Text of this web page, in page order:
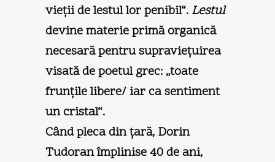
vieţii de lestul lor penibil“. Lestul
devine materie primă organică
necesară pentru supravieţuirea
visată de poetul grec: „toate
frunţile libere/ iar ca sentiment
un cristal“.
Când pleca din ţară, Dorin
Tudoran împlinise 40 de ani,